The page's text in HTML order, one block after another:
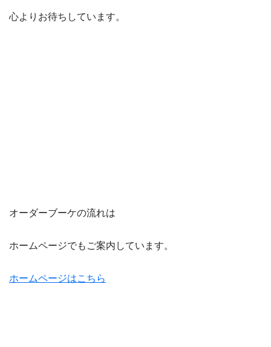
心よりお待ちしています。
オーダーブーケの流れは
ホームページでもご案内しています。
ホームページはこちら